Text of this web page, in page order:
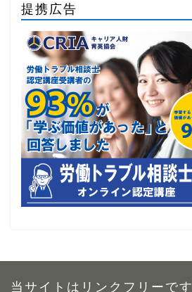
提携広告
当サイトはリンクフリーです